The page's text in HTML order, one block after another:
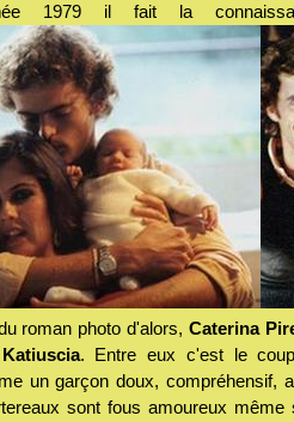
1979 il fait la
roman photo d'alors, Caterina
Katiuscia. Entre eux c'est le
un garçon doux, compréhensif,
sont fous amoureux